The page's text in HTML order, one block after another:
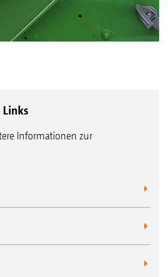
Informationen zur